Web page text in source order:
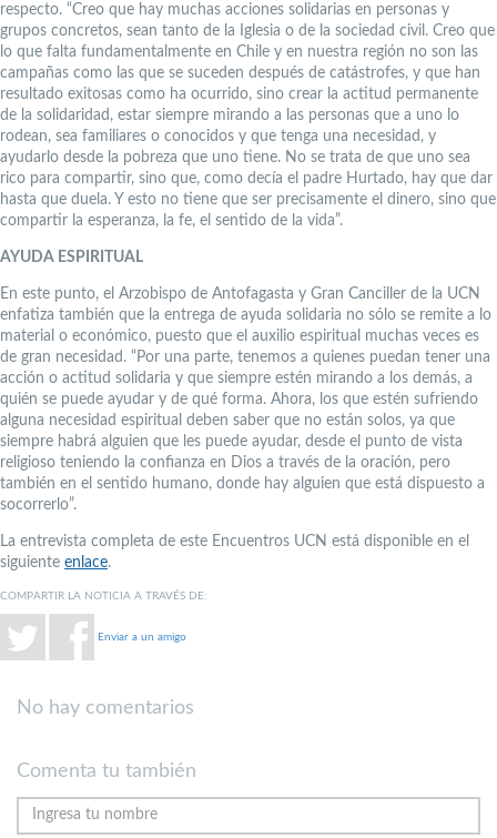
respecto. “Creo que hay muchas acciones solidarias en personas y
grupos concretos, sean tanto de la Iglesia o de la sociedad civil. Creo que
lo que falta fundamentalmente en Chile y en nuestra región no son las
campañas como las que se suceden después de catástrofes, y que han
resultado exitosas como ha ocurrido, sino crear la actitud permanente
de la solidaridad, estar siempre mirando a las personas que a uno lo
rodean, sea familiares o conocidos y que tenga una necesidad, y
ayudarlo desde la pobreza que uno tiene. No se trata de que uno sea
rico para compartir, sino que, como decía el padre Hurtado, hay que dar
hasta que duela. Y esto no tiene que ser precisamente el dinero, sino que
compartir la esperanza, la fe, el sentido de la vida”.
AYUDA ESPIRITUAL
En este punto, el Arzobispo de Antofagasta y Gran Canciller de la UCN
enfatiza también que la entrega de ayuda solidaria no sólo se remite a lo
material o económico, puesto que el auxilio espiritual muchas veces es
de gran necesidad. “Por una parte, tenemos a quienes puedan tener una
acción o actitud solidaria y que siempre estén mirando a los demás, a
quién se puede ayudar y de qué forma. Ahora, los que estén sufriendo
alguna necesidad espiritual deben saber que no están solos, ya que
siempre habrá alguien que les puede ayudar, desde el punto de vista
religioso teniendo la confianza en Dios a través de la oración, pero
también en el sentido humano, donde hay alguien que está dispuesto a
socorrerlo”.
La entrevista completa de este Encuentros UCN está disponible en el
siguiente enlace.
COMPARTIR LA NOTICIA A TRAVÉS DE:
Enviar a un amigo
No hay comentarios
Comenta tu también